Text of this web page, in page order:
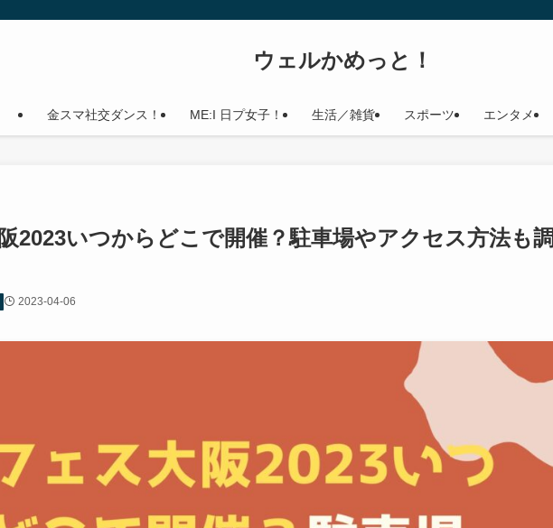
ウェルかめっと！
金スマ社交ダンス！ ME:I 日プ女子！ 生活／雑貨 スポーツ エンタメ
2023いつからどこで開催？駐車場やアクセス方法も調
2023-04-06